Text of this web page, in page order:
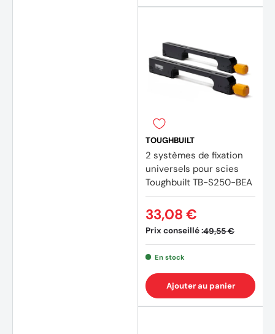
TOUGHBUILT
2 systèmes de fixation
universels pour scies
Toughbuilt TB-S250-BEA
Prix conseillé :49,55 €
33,08 €
En stock
Ajouter au panier